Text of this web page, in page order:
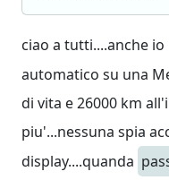
ciao a tutti....anche
automatico su una
di vita e 26000 km
piu'...nessuna spia
display....quanda